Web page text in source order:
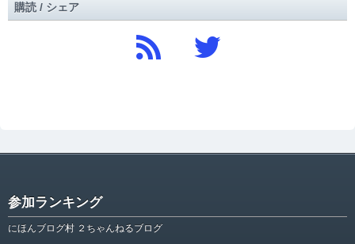
購読 / シェア
参加ランキング
にほんブログ村 ２ちゃんねるブログ